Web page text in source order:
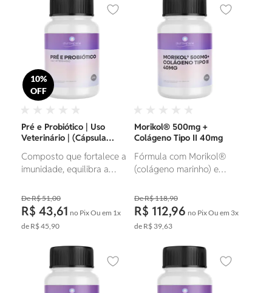
10%
OFF
Pré e Probiótico | Uso
Veterinário | (Cápsula
Vegetal)
Composto que fortalece a
imunidade, equilibra a
melhora a digestão e
promove a saúde geral do
animal, prevenindo
desequilíbrios
gastrointestinais.
Adicionar aos favoritos
R$ 51,00
R$ 43,61 no PixOu em 1x
de R$ 45,90
Morikol® 500mg +
Colágeno Tipo II 40mg
Fórmula com Morikol®
(colágeno marinho) e
para melhorar a saúde
das articulações,
elasticidade da pele e
fortalecer cartilagens e
Adicionar
R$ 118,90
R$ 112,96 no PixOu em 3x
de R$ 39,63
Adicionar aos favoritos Adicionar